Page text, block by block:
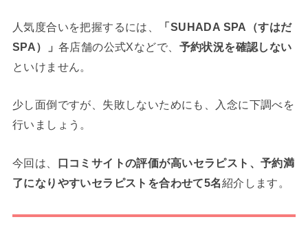
人気度合いを把握するには、
「SUHADA SPA（すはだ
SPA）」 各店舗の公式Xなどで、 予約状況を確認しない
といけません。
少し面倒ですが、失敗しないためにも、入念に下調べを
行いましょう。
今回は、 口コミサイトの評価が高いセラピスト、予約満
了になりやすいセラピストを合わせて5名紹介します。